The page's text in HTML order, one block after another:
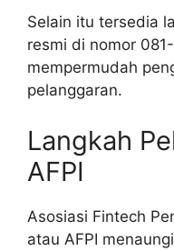
Selain itu tersedia
resmi di nomor
mempermudah
pelanggaran.
Langkah
AFPI
Asosiasi Fintech
atau AFPI